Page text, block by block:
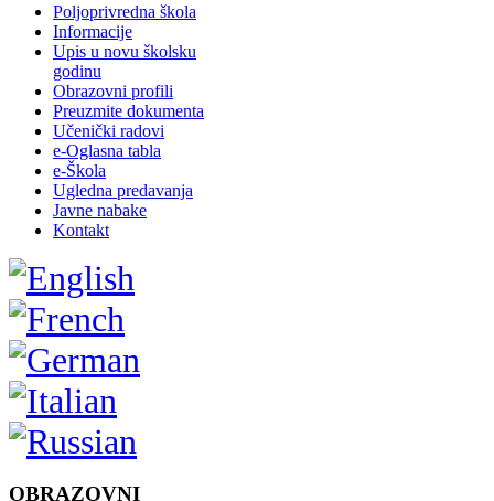
Poljoprivredna škola
Informacije
Upis u novu školsku
godinu
Obrazovni profili
Preuzmite dokumenta
Učenički radovi
e-Oglasna tabla
e-Škola
Ugledna predavanja
Javne nabake
Kontakt
OBRAZOVNI